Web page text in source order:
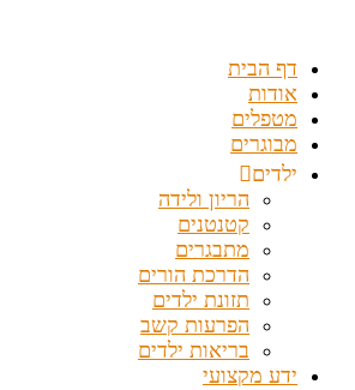
דף הבית
אודות
מטפלים
מבוגרים
ילדים
הריון ולידה
קטנטנים
מתבגרים
הדרכת הורים
תזונת ילדים
הפרעות קשב
בריאות ילדים
ידע מקצועי